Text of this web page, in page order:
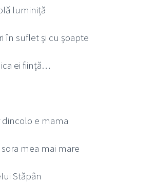
luminiță
în suflet și cu șoapte
ei ființă…
e mama
mea mai mare
Stăpân